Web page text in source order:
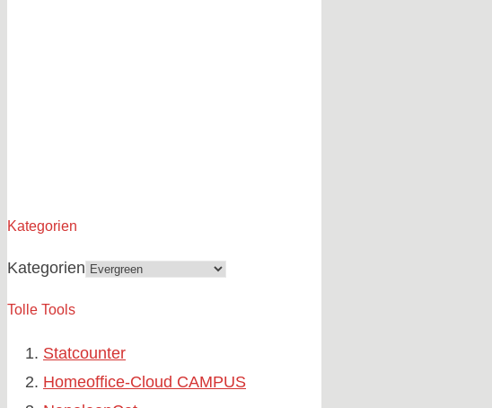
Kategorien
Kategorien
Tolle Tools
Statcounter
Homeoffice-Cloud CAMPUS